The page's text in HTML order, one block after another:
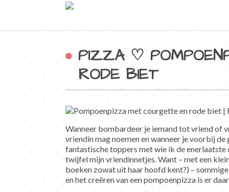
PIZZA ♡
RODE BIET
Wanneer bombardeer je iemand tot vriend of
vriendin mag noemen en wanneer je voorbij
fantastische toppers met wie ik de
twijfel mijn vriendinnetjes. Want – met een
boeken zowat uit haar hoofd kent?) –
en het creëren van een pompoenpizza is er